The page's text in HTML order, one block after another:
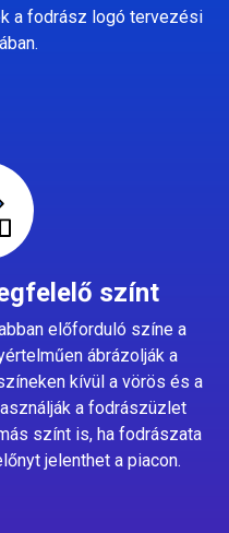
a fodrász logó tervezési
színt
előforduló színe a
ábrázolják a
kívül a vörös és a
a fodrászüzlet
színt is, ha fodrászata
jelenthet a piacon.